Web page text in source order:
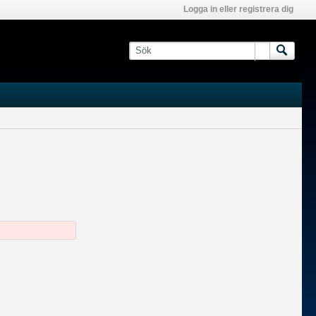
Logga in eller registrera dig